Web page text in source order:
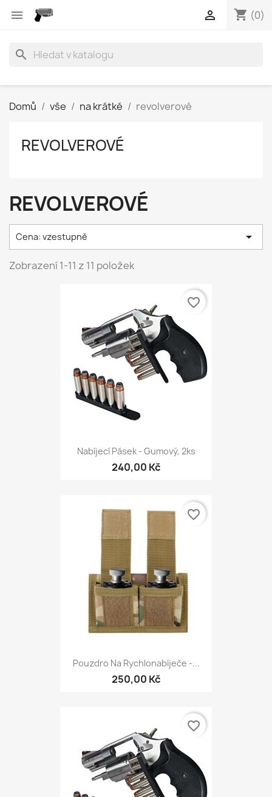
 shopping_cart (0)

search
Domů vše na krátké revolverové
REVOLVEROVÉ
REVOLVEROVÉ
Cena: vzestupně 
Zobrazení 1-11 z 11 položek
Nabíjecí Pásek - Gumový, 2ks
240,00 Kč
favorite_border
Pouzdro Na Rychlonabíječe -...
250,00 Kč
favorite_border
favorite_border